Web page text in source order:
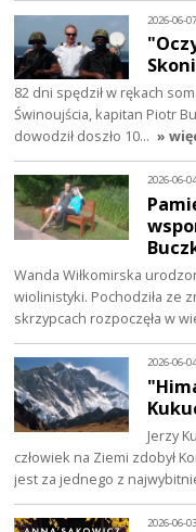
2026-06-
82 dni spędził w rękach
Świnoujścia, kapitan Piotr
dowodził doszło 10… »
2026-06-
Wanda Wiłkomirska
wiolinistyki. Pochodziła ze
skrzypcach rozpoczęła w
2026-06-
Jerzy
człowiek na Ziemi zdobył
jest za jednego z
2026-06-